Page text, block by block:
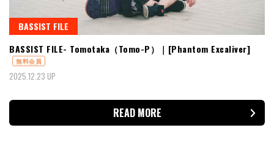
BASSIST FILE
BASSIST FILE- Tomotaka（Tomo-P）｜[Phantom Excaliver]
無料会員
2025.12.23 UP
READ MORE